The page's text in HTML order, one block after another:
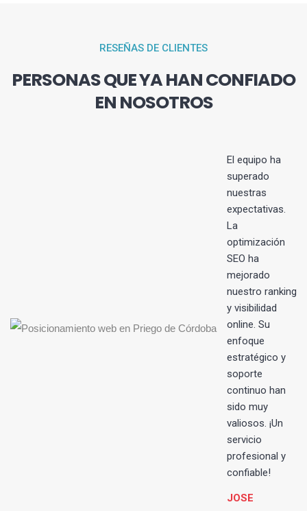
RESEÑAS DE CLIENTES
PERSONAS QUE YA HAN CONFIADO
EN NOSOTROS
El equipo ha
superado
nuestras
expectativas.
La
optimización
SEO ha
mejorado
nuestro ranking
y visibilidad
online. Su
enfoque
estratégico y
soporte
continuo han
sido muy
valiosos. ¡Un
servicio
profesional y
confiable!
JOSE